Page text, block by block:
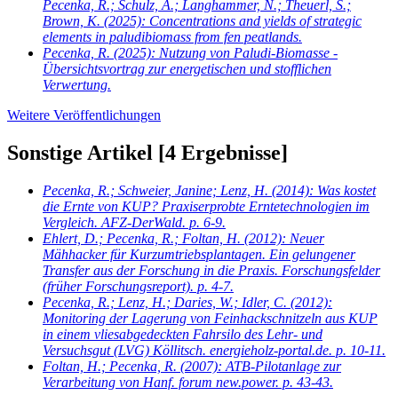
Pecenka, R.; Schulz, A.; Langhammer, N.; Theuerl, S.;
Brown, K. (2025): Concentrations and yields of strategic
elements in paludibiomass from fen peatlands.
Pecenka, R. (2025): Nutzung von Paludi-Biomasse -
Übersichtsvortrag zur energetischen und stofflichen
Verwertung.
Weitere Veröffentlichungen
Sonstige Artikel [4 Ergebnisse]
Pecenka, R.; Schweier, Janine; Lenz, H. (2014): Was kostet
die Ernte von KUP? Praxiserprobte Erntetechnologien im
Vergleich. AFZ-DerWald. p. 6-9.
Ehlert, D.; Pecenka, R.; Foltan, H. (2012): Neuer
Mähhacker für Kurzumtriebsplantagen. Ein gelungener
Transfer aus der Forschung in die Praxis. Forschungsfelder
(früher Forschungsreport). p. 4-7.
Pecenka, R.; Lenz, H.; Daries, W.; Idler, C. (2012):
Monitoring der Lagerung von Feinhackschnitzeln aus KUP
in einem vliesabgedeckten Fahrsilo des Lehr- und
Versuchsgut (LVG) Köllitsch. energieholz-portal.de. p. 10-11.
Foltan, H.; Pecenka, R. (2007): ATB-Pilotanlage zur
Verarbeitung von Hanf. forum new.power. p. 43-43.